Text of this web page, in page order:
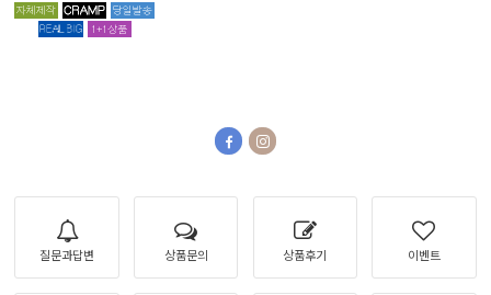
질문과답변 상품문의 상품후기 이벤트